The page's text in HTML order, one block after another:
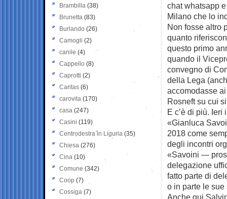
chat whatsapp
Milano che lo
Non fosse altro
quanto
questo primo
quando il
convegno di
della Lega
accomodasse
Rosneft su cui
E c’è di più.
«Gianluca
2018 come
degli incontri
«Savoini —
delegazione
fatto parte di
o in parte le
Anche qui
Brambilla (38)
Brunetta (83)
Burlando (26)
Camogli (2)
canile (4)
Cappello (8)
Caprotti (2)
Caritas (6)
carovita (170)
casa (247)
Casini (119)
Centrodestra in Liguria (35)
Chiesa (276)
Cina (10)
Comune (342)
Coop (7)
Cossiga (7)